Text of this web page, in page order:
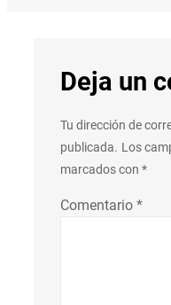
Deja un
Tu dirección de
publicada. Los
marcados con *
Comentario *